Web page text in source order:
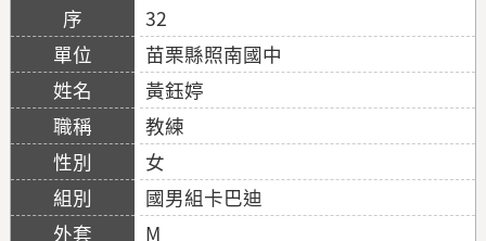
32
苗栗縣照南國中
黃鈺婷
教練
女
國男組卡巴迪
M